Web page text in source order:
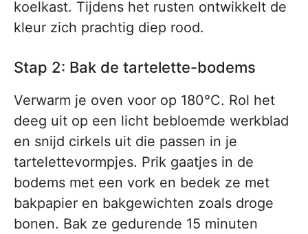
koelkast. Tijdens het rusten ontwikkelt de
kleur zich prachtig diep rood.
Stap 2: Bak de tartelette-bodems
Verwarm je oven voor op 180°C. Rol het
deeg uit op een licht bebloemde werkblad
en snijd cirkels uit die passen in je
tartelettevormpjes. Prik gaatjes in de
bodems met een vork en bedek ze met
bakpapier en bakgewichten zoals droge
bonen. Bak ze gedurende 15 minuten